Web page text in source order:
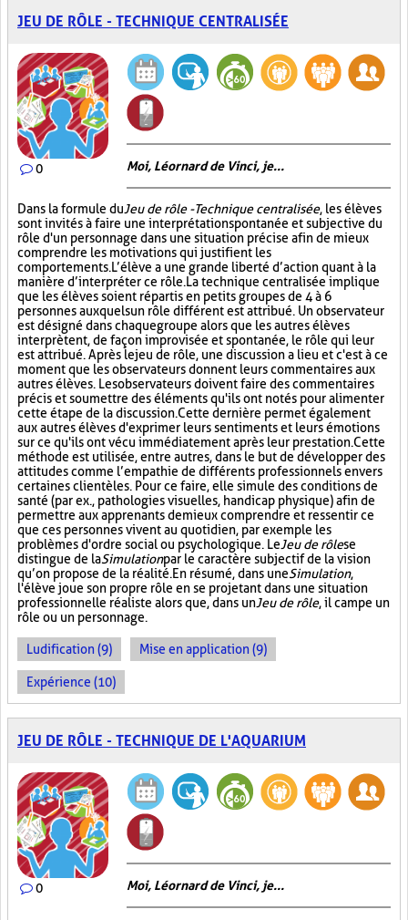
JEU DE RÔLE - TECHNIQUE CENTRALISÉE
0 Moi, Léornard de Vinci, je...
Dans la formule duJeu de rôle - Technique centralisée, les élèves
sont invités à faire une interprétation spontanée et subjective du
rôle d'un personnage dans une situation précise afin de mieux
comprendre les motivations qui justifient les
comportements. L’élève a une grande liberté d’action quant à la
manière d’interpréter ce rôle. La technique centralisée implique
que les élèves soient répartis en petits groupes de 4 à 6
personnes auxquels un rôle différent est attribué. Un observateur
est désigné dans chaque groupe alors que les autres élèves
interprètent, de façon improvisée et spontanée, le rôle qui leur
est attribué. Après le jeu de rôle, une discussion a lieu et c'est à ce
moment que les observateurs donnent leurs commentaires aux
autres élèves. Les observateurs doivent faire des commentaires
précis et soumettre des éléments qu'ils ont notés pour alimenter
cette étape de la discussion. Cette dernière permet également
aux autres élèves d'exprimer leurs sentiments et leurs émotions
sur ce qu'ils ont vécu immédiatement après leur prestation. Cette
méthode est utilisée, entre autres, dans le but de développer des
attitudes comme l’empathie de différents professionnels envers
certaines clientèles. Pour ce faire, elle simule des conditions de
santé (par ex., pathologies visuelles, handicap physique) afin de
permettre aux apprenants de mieux comprendre et ressentir ce
que ces personnes vivent au quotidien, par exemple les
problèmes d'ordre social ou psychologique. LeJeu de rôlese
distingue de laSimulationpar le caractère subjectif de la vision
qu’on propose de la réalité. En résumé, dans uneSimulation,
l'élève joue son propre rôle en se projetant dans une situation
professionnelle réaliste alors que, dans unJeu de rôle, il campe un
rôle ou un personnage.
Ludification (9) Mise en application (9)
Expérience (10)
JEU DE RÔLE - TECHNIQUE DE L'AQUARIUM
0 Moi, Léornard de Vinci, je...